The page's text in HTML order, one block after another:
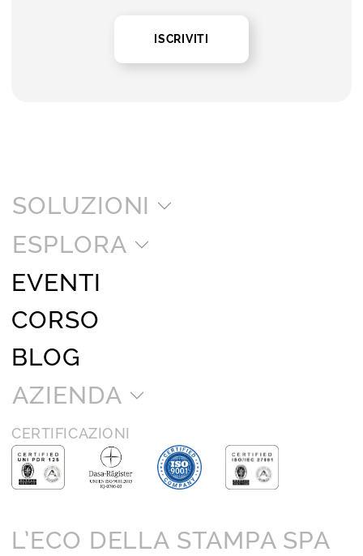
ISCRIVITI
SOLUZIONI
ESPLORA
EVENTI
CORSO
BLOG
AZIENDA
CERTIFICAZIONI
L’ECO DELLA STAMPA SPA